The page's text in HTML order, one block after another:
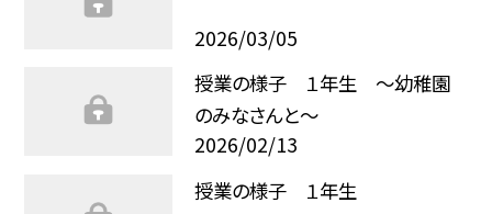
2026/03/05
授業の様子 １年生 ～幼稚園
のみなさんと～
2026/02/13
授業の様子 １年生